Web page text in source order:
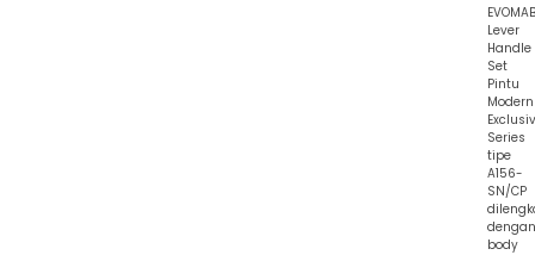
EVOMAB
Lever
Handle
Set
Pintu
Modern
Series
tipe
A156-
SN/CP
dengan
body